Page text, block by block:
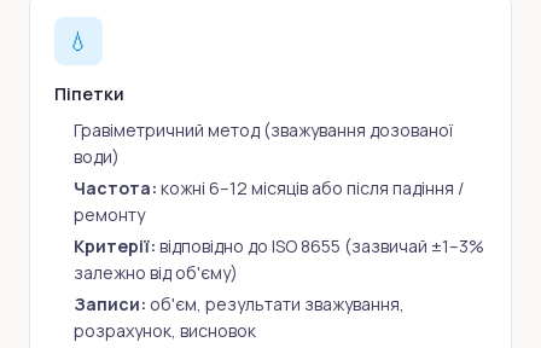
💧
Піпетки
Гравіметричний метод (зважування дозованої
води)
Частота: кожні 6–12 місяців або після падіння /
ремонту
Критерії: відповідно до ISO 8655 (зазвичай ±1–3%
залежно від об'єму)
Записи: об'єм, результати зважування,
розрахунок, висновок